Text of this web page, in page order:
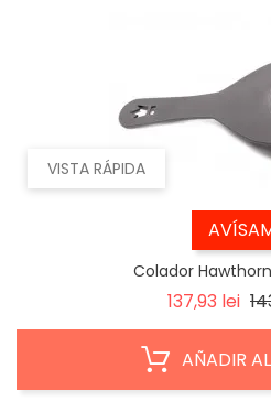
VISTA RÁPIDA
Colador
137,93 lei
AÑADIR